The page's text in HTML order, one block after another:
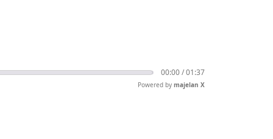
Powered by majelan X
00:00 /01:37